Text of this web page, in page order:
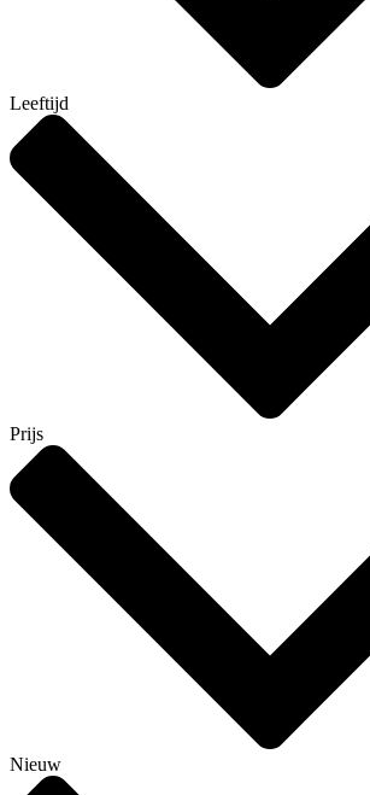
Leeftijd
Prijs
Nieuw